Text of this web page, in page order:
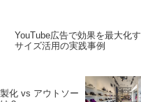
YouTube広告で効果を最大化
サイズ活用の実践事例
化 vs アウトソー